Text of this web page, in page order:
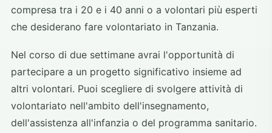
compresa tra i 20 e i 40 anni o a volontari più esperti
che desiderano fare volontariato in Tanzania.
Nel corso di due settimane avrai l'opportunità di
partecipare a un progetto significativo insieme ad
altri volontari. Puoi scegliere di svolgere attività di
volontariato nell'ambito dell'insegnamento,
dell'assistenza all'infanzia o del programma sanitario.